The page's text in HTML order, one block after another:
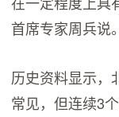
首席专家周兵说。
历史资料显示，
常见，但连续3